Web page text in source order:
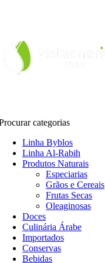
categorias
Linha Byblos
Linha Al-Rabih
Produtos Naturais
Especiarias
Grãos e Cereais
Frutas Secas
Oleaginosas
Doces
Culinária Árabe
Importados
Conservas
Bebidas